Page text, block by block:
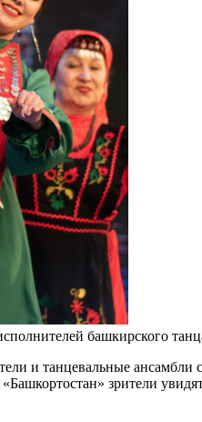
башкирского
и танцевальные
зрители